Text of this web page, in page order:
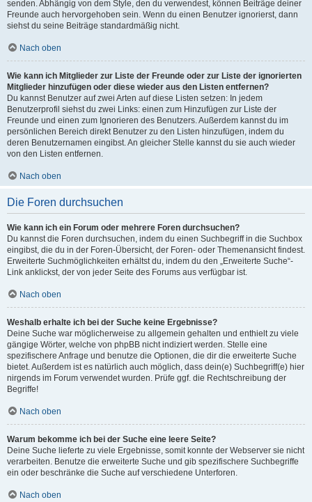
senden. Abhängig von dem Style, den du verwendest, können Beiträge deiner
Freunde auch hervorgehoben sein. Wenn du einen Benutzer ignorierst, dann
siehst du seine Beiträge standardmäßig nicht.
Nach oben
Wie kann ich Mitglieder zur Liste der Freunde oder zur Liste der ignorierten
Mitglieder hinzufügen oder diese wieder aus den Listen entfernen?
Du kannst Benutzer auf zwei Arten auf diese Listen setzen: In jedem
Benutzerprofil siehst du zwei Links: einen zum Hinzufügen zur Liste der
Freunde und einen zum Ignorieren des Benutzers. Außerdem kannst du im
persönlichen Bereich direkt Benutzer zu den Listen hinzufügen, indem du
deren Benutzernamen eingibst. An gleicher Stelle kannst du sie auch wieder
von den Listen entfernen.
Nach oben
Die Foren durchsuchen
Wie kann ich ein Forum oder mehrere Foren durchsuchen?
Du kannst die Foren durchsuchen, indem du einen Suchbegriff in die Suchbox
eingibst, die du in der Foren-Übersicht, der Foren- oder Themenansicht findest.
Erweiterte Suchmöglichkeiten erhältst du, indem du den „Erweiterte Suche“-
Link anklickst, der von jeder Seite des Forums aus verfügbar ist.
Nach oben
Weshalb erhalte ich bei der Suche keine Ergebnisse?
Deine Suche war möglicherweise zu allgemein gehalten und enthielt zu viele
gängige Wörter, welche von phpBB nicht indiziert werden. Stelle eine
spezifischere Anfrage und benutze die Optionen, die dir die erweiterte Suche
bietet. Außerdem ist es natürlich auch möglich, dass dein(e) Suchbegriff(e) hier
nirgends im Forum verwendet wurden. Prüfe ggf. die Rechtschreibung der
Begriffe!
Nach oben
Warum bekomme ich bei der Suche eine leere Seite?
Deine Suche lieferte zu viele Ergebnisse, somit konnte der Webserver sie nicht
verarbeiten. Benutze die erweiterte Suche und gib spezifischere Suchbegriffe
ein oder beschränke die Suche auf verschiedene Unterforen.
Nach oben